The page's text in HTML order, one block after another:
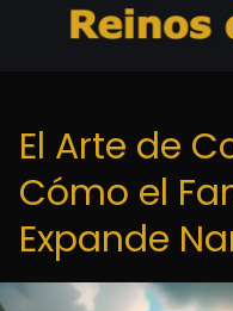
El Arte de
Cómo el
Expande